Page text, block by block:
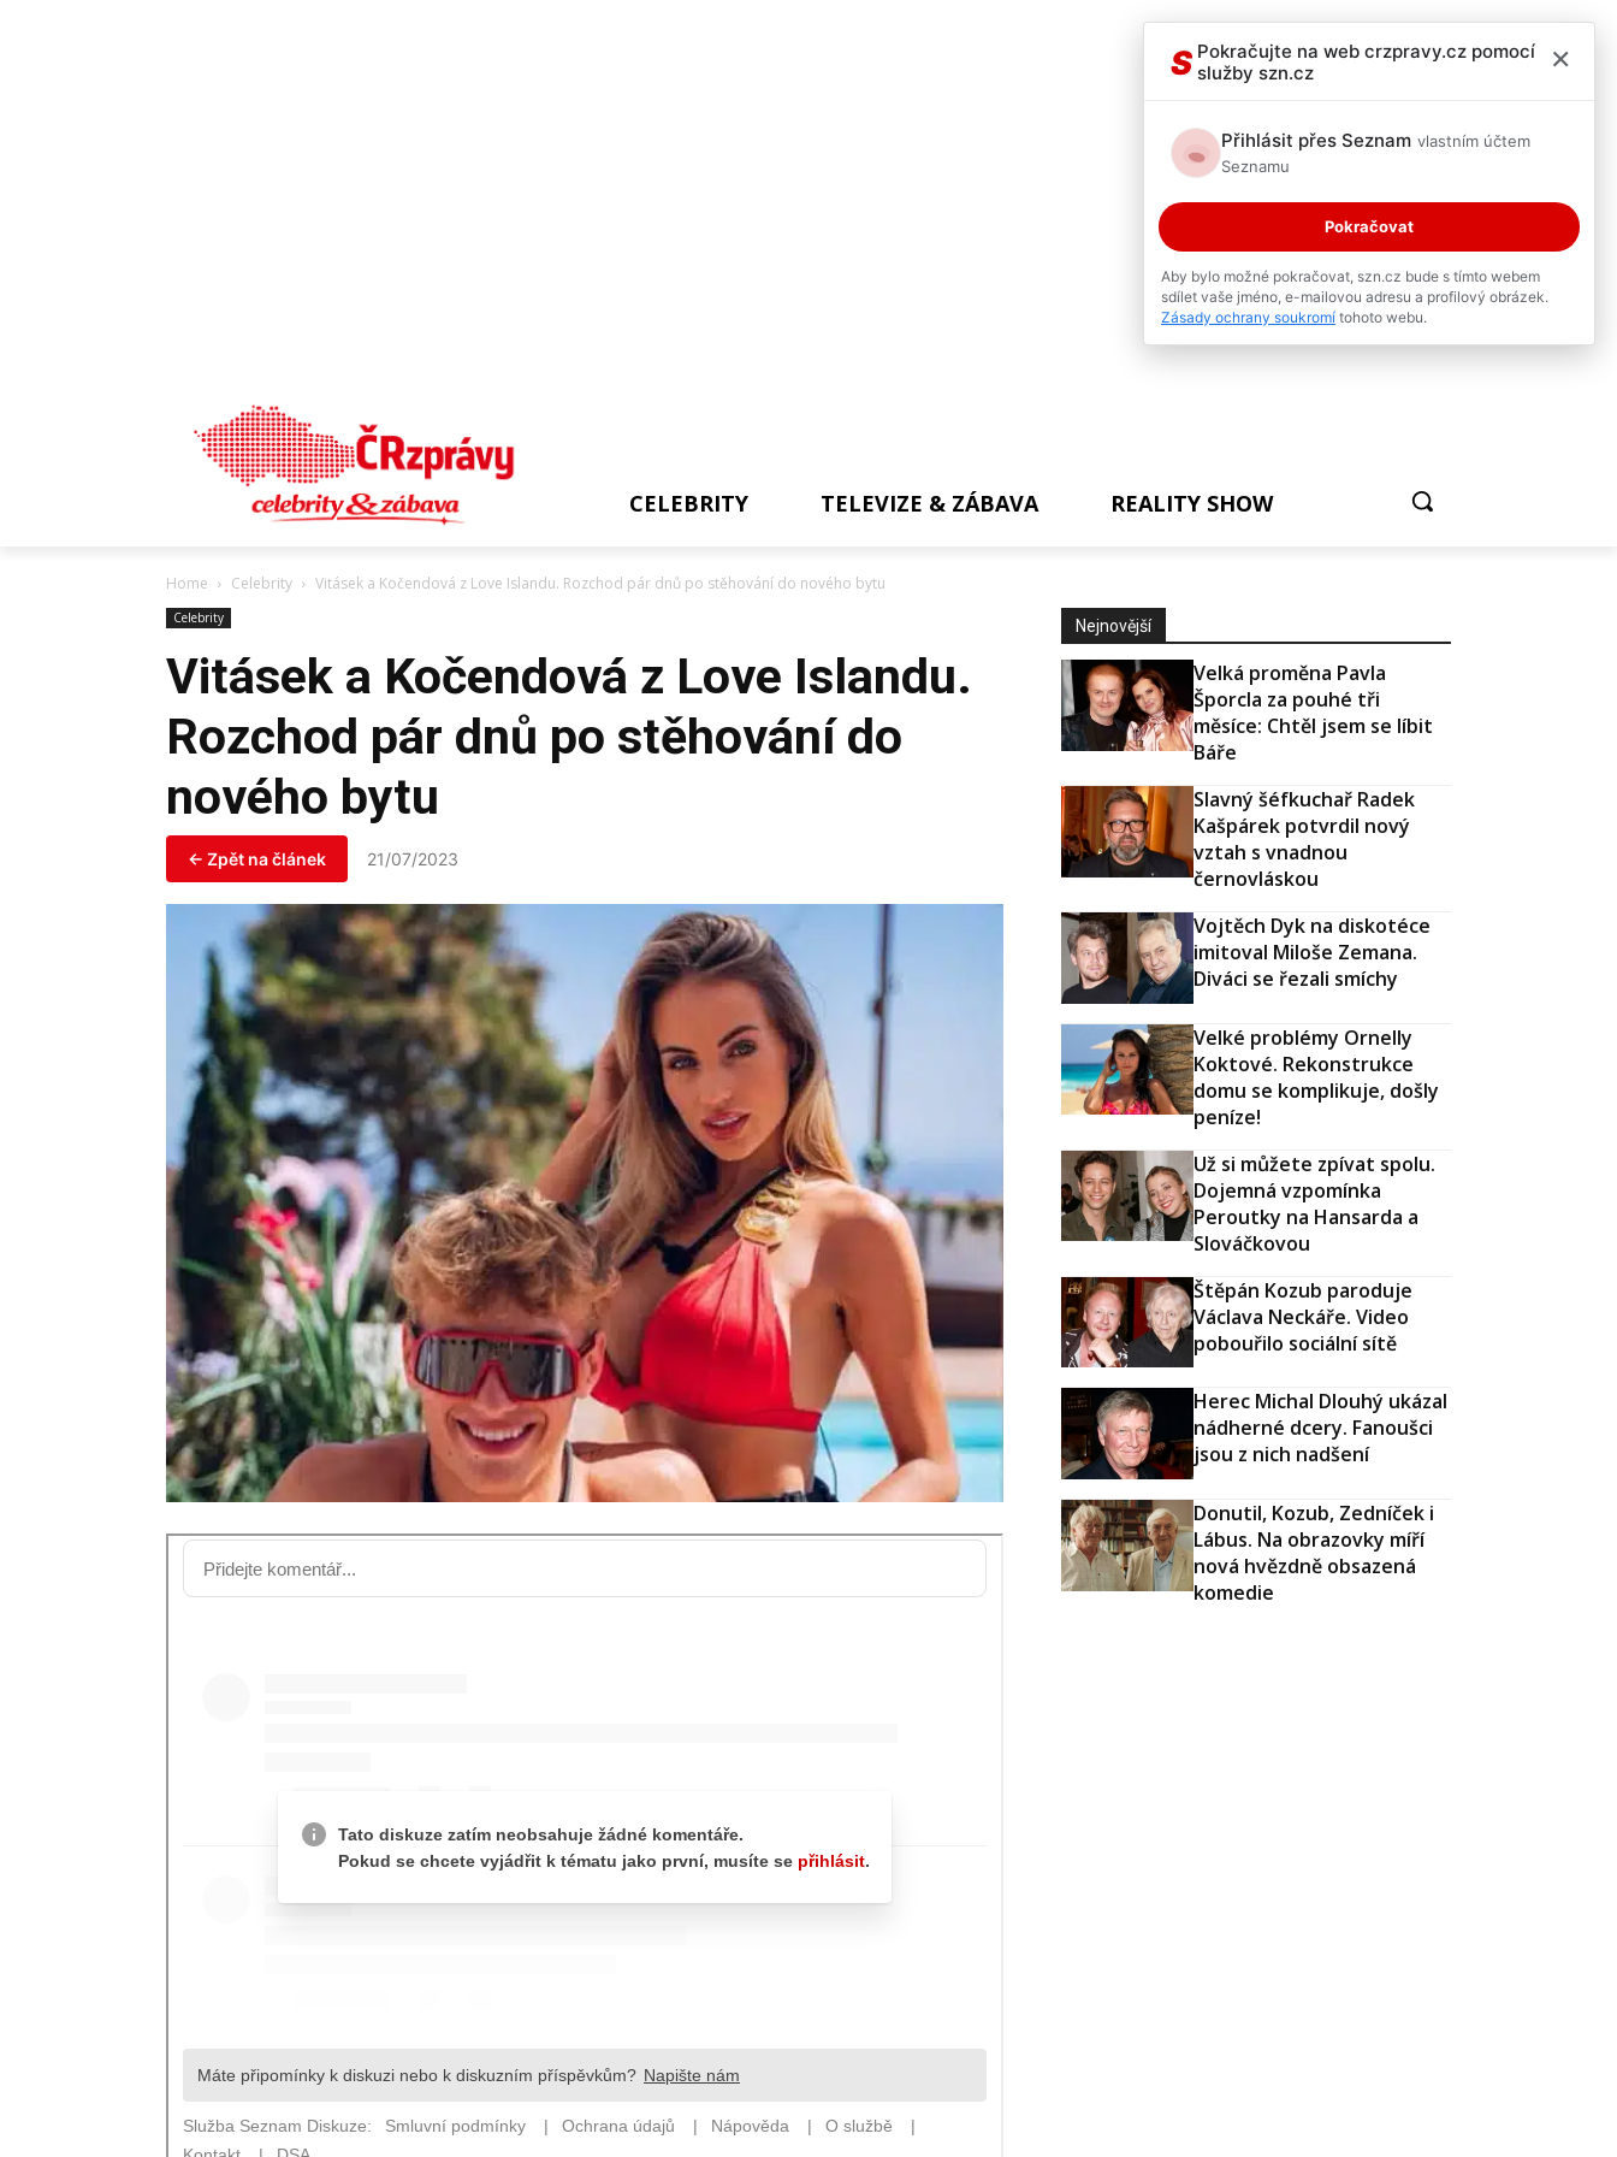
CELEBRITY TELEVIZE & ZÁBAVA REALITY SHOW
Home Celebrity Vitásek a Kočendová z Love Islandu. Rozchod pár dnů po stěhování do nového bytu
Celebrity
Vitásek a Kočendová z Love Islandu.
Rozchod pár dnů po stěhování do
nového bytu
← Zpět na článek 21/07/2023
Nejnovější
Velká proměna Pavla
Šporcla za pouhé tři
měsíce: Chtěl jsem se líbit
Báře
Slavný šéfkuchař Radek
Kašpárek potvrdil nový
vztah s vnadnou
černovláskou
Vojtěch Dyk na diskotéce
imitoval Miloše Zemana.
Diváci se řezali smíchy
Velké problémy Ornelly
Koktové. Rekonstrukce
domu se komplikuje, došly
peníze!
Už si můžete zpívat spolu.
Dojemná vzpomínka
Peroutky na Hansarda a
Slováčkovou
Štěpán Kozub paroduje
Václava Neckáře. Video
pobouřilo sociální sítě
Herec Michal Dlouhý ukázal
nádherné dcery. Fanoušci
jsou z nich nadšení
Donutil, Kozub, Zedníček i
Lábus. Na obrazovky míří
nová hvězdně obsazená
komedie
S Pokračujte na web crzpravy.cz pomocí
služby szn.cz
×
Přihlásit přes Seznam vlastním účtem
Seznamu
Pokračovat
Aby bylo možné pokračovat, szn.cz bude s tímto webem
sdílet vaše jméno, e-mailovou adresu a profilový obrázek.
Zásady ochrany soukromí tohoto webu.